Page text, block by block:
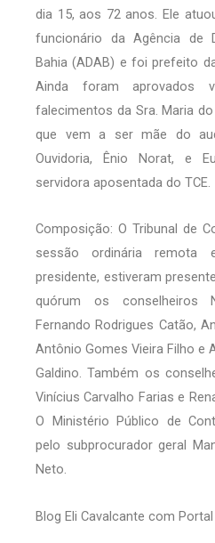
dia 15, aos 72 anos. Ele
funcionário da Agência de
Bahia (ADAB) e foi prefeito
Ainda foram aprovados
falecimentos da Sra. Maria
que vem a ser mãe do
Ouvidoria, Ênio Norat, e
servidora aposentada do TCE.
Composição: O Tribunal de
sessão ordinária remota
presidente, estiveram
quórum os conselheiros
Fernando Rodrigues Catão,
Antônio Gomes Vieira Filho e
Galdino. Também os
Vinícius Carvalho Farias e
O Ministério Público de
pelo subprocurador geral
Neto.
Blog Eli Cavalcante com